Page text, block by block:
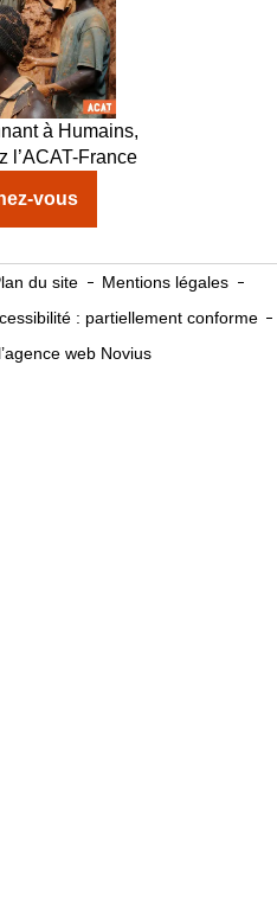
à Humains,
l’ACAT-France
vous
du site
Mentions légales
: partiellement conforme
web Novius